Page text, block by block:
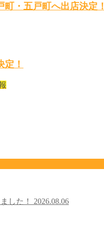
・五戸町へ出店決定！
！
した！ 2026.08.06